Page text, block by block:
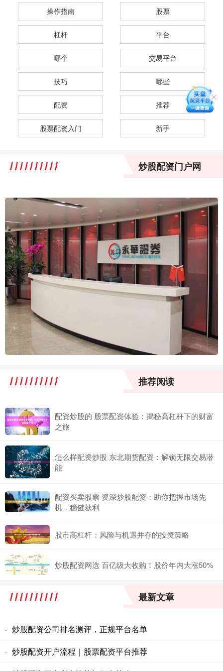
操作指南 股票
杠杆 平台
哪个 交易平台
技巧 哪些
配资 推荐
股票配资入门 新手
炒股配资门户网
推荐阅读
配资炒股的 股票配资体验：揭秘高杠杆下的财富
之旅
怎么样配资炒股 东北期货配资：解锁无限交易潜
能
配资买卖股票 资深炒股配资：助你把握市场先
机，稳健获利
股市高杠杆：风险与机遇并存的投资策略
炒股配资网选 百亿级大收购！股价年内大涨50%
最新文章
· 炒股配资公司排名测评，正规平台名单
· 炒股配资开户流程｜股票配资平台推荐